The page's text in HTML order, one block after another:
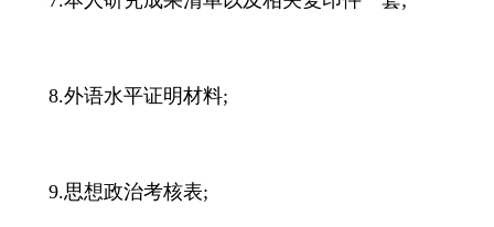
8.外语水平证明材料;
9.思想政治考核表;